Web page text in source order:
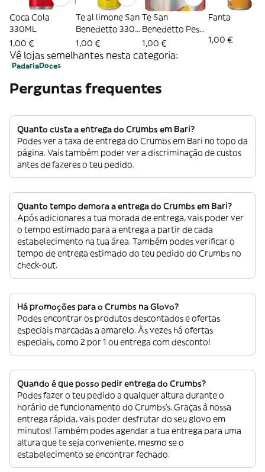
Coca Cola
330ML
1,00 €
Te al limone San
Benedetto 330
ML
1,00 €
Te San
Benedetto Pesca
330 ML
1,00 €
Fanta
1,00 €
Vê lojas semelhantes nesta categoria:
PadariaDoces
Perguntas frequentes
Quanto custa a entrega do Crumbs em Bari?
Podes ver a taxa de entrega do Crumbs em Bari no topo da
página. Vais também poder ver a discriminação de custos
antes de fazeres o teu pedido.
Quanto tempo demora a entrega do Crumbs em Bari?
Após adicionares a tua morada de entrega, vais poder ver
o tempo estimado para a entrega a partir de cada
estabelecimento na tua área. Também podes verificar o
tempo de entrega estimado do teu pedido do Crumbs no
check-out.
Há promoções para o Crumbs na Glovo?
Podes encontrar os produtos descontados e ofertas
especiais marcadas a amarelo. Às vezes há ofertas
especiais, como 2 por 1 ou entrega com desconto!
Quando é que posso pedir entrega do Crumbs?
Podes fazer o teu pedido a qualquer altura durante o
horário de funcionamento do Crumbs’s. Graças à nossa
entrega rápida, vais poder desfrutar do seu glovo em
minutos! Também podes agendar a tua entrega para uma
altura que te seja conveniente, mesmo se o
estabelecimento se encontrar fechado.